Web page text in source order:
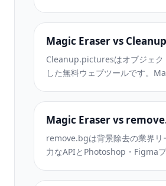
るデバイスから無料でAI編集が
す。機能、価格、使いやすさを
しょう。
Magic Eraser vs
Cleanup.picturesはオブジェク
した無料ウェブツールです。
処理機能を備えています。両者
ください。
Magic Eraser vs
remove.bgは背景除去の業界リ
力なAPIとPhotoshop・Figma
除去、生成塗りつぶし、AI高画